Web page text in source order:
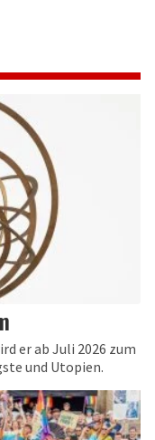
er ab Juli 2026 zum
und Utopien.